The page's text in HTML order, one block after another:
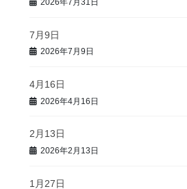
2026年7月31日
7月9日
2026年7月9日
4月16日
2026年4月16日
2月13日
2026年2月13日
1月27日